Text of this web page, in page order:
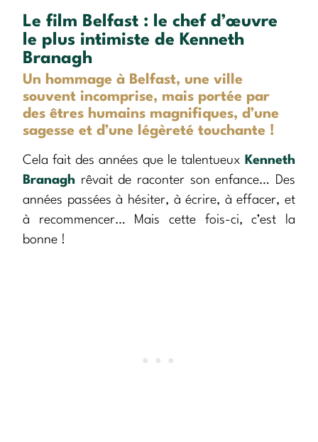
Le film Belfast : le chef d’œuvre
le plus intimiste de Kenneth
Branagh
Un hommage à Belfast, une ville
souvent incomprise, mais portée par
des êtres humains magnifiques, d’une
sagesse et d’une légèreté touchante !
Cela fait des années que le talentueux Kenneth
Branagh rêvait de raconter son enfance… Des
années passées à hésiter, à écrire, à effacer, et
à recommencer… Mais cette fois-ci, c’est la
bonne !